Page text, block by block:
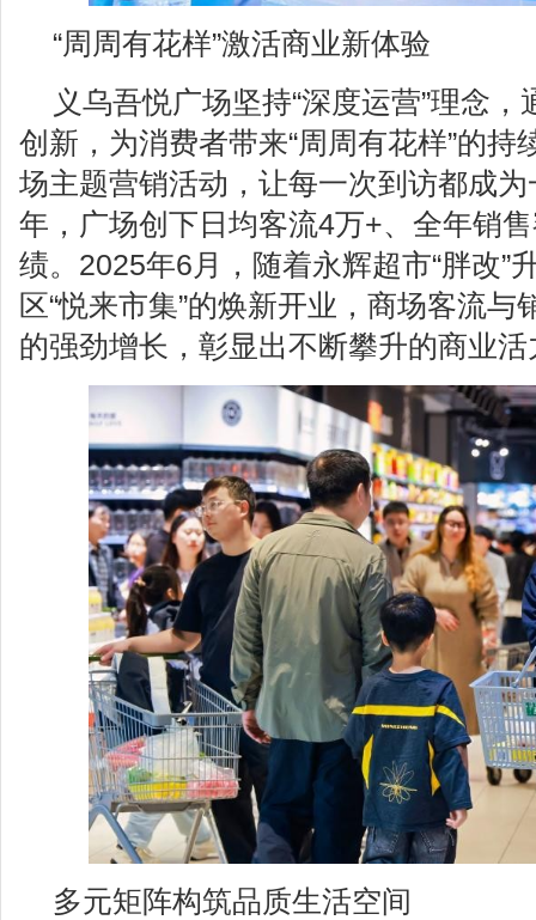
“周周有花样”激活商业新体验
义乌吾悦广场坚持“深度运营”理念
创新，为消费者带来“周周有花样”的持
场主题营销活动，让每一次到访都成
年，广场创下日均客流4万+、全年销
绩。2025年6月，随着永辉超市“胖改”
区“悦来市集”的焕新开业，商场客流
的强劲增长，彰显出不断攀升的商业活
多元矩阵构筑品质生活空间